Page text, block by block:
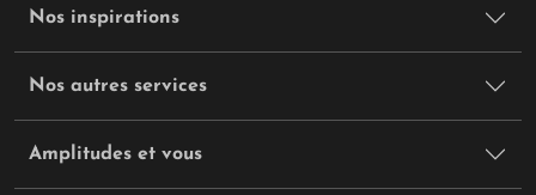
Nos inspirations
Nos autres services
Amplitudes et vous